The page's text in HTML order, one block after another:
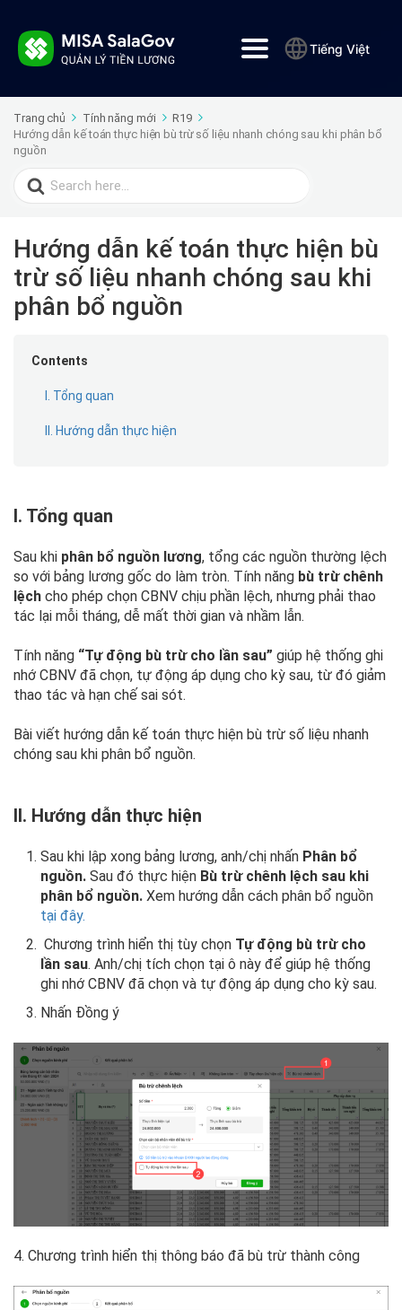
Tiếng Việt
Trang chủ Tính năng mới
R19
Hướng dẫn kế toán thực hiện bù trừ số liệu nhanh chóng sau khi phân bổ
nguồn
Search
for:
Hướng dẫn kế toán thực hiện bù
trừ số liệu nhanh chóng sau khi
phân bổ nguồn
Contents
I. Tổng quan
II. Hướng dẫn thực hiện
I. Tổng quan
Sau khi phân bổ nguồn lương, tổng các nguồn thường lệch
so với bảng lương gốc do làm tròn. Tính năng bù trừ chênh
lệch cho phép chọn CBNV chịu phần lệch, nhưng phải thao
tác lại mỗi tháng, dễ mất thời gian và nhầm lẫn.
Tính năng “Tự động bù trừ cho lần sau” giúp hệ thống ghi
nhớ CBNV đã chọn, tự động áp dụng cho kỳ sau, từ đó giảm
thao tác và hạn chế sai sót.
Bài viết hướng dẫn kế toán thực hiện bù trừ số liệu nhanh
chóng sau khi phân bổ nguồn.
II. Hướng dẫn thực hiện
Sau khi lập xong bảng lương, anh/chị nhấn Phân bổ
nguồn. Sau đó thực hiện Bù trừ chênh lệch sau khi
phân bổ nguồn. Xem hướng dẫn cách phân bổ nguồn
tại đây.
Chương trình hiển thị tùy chọn Tự động bù trừ cho
lần sau. Anh/chị tích chọn tại ô này để giúp hệ thống
ghi nhớ CBNV đã chọn và tự động áp dụng cho kỳ sau.
Nhấn Đồng ý
4. Chương trình hiển thị thông báo đã bù trừ thành công